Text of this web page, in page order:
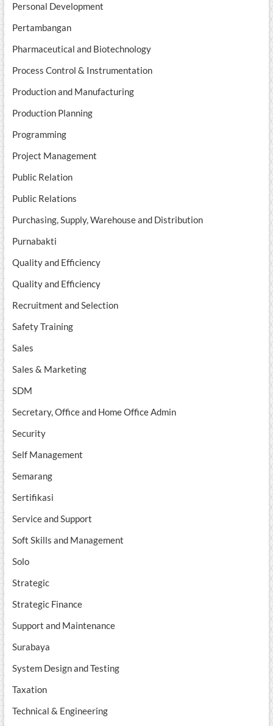
Personal Development
Pertambangan
Pharmaceutical and Biotechnology
Process Control & Instrumentation
Production and Manufacturing
Production Planning
Programming
Project Management
Public Relation
Public Relations
Purchasing, Supply, Warehouse and Distribution
Purnabakti
Quality and Efficiency
Quality and Efficiency
Recruitment and Selection
Safety Training
Sales
Sales & Marketing
SDM
Secretary, Office and Home Office Admin
Security
Self Management
Semarang
Sertifikasi
Service and Support
Soft Skills and Management
Solo
Strategic
Strategic Finance
Support and Maintenance
Surabaya
System Design and Testing
Taxation
Technical & Engineering